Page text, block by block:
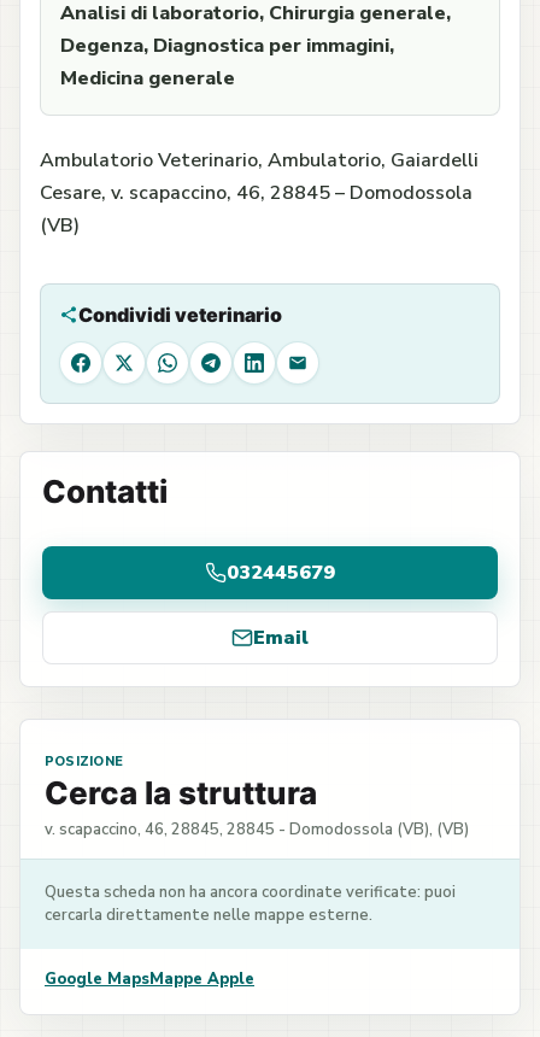
Analisi di laboratorio, Chirurgia generale,
Degenza, Diagnostica per immagini,
Medicina generale
Ambulatorio Veterinario, Ambulatorio, Gaiardelli
Cesare, v. scapaccino, 46, 28845 – Domodossola
(VB)
Condividi veterinario
Facebook
X WhatsAppTelegram
LinkedIn
Email
Contatti
032445679
Email
POSIZIONE
Cerca la struttura
v. scapaccino, 46, 28845, 28845 - Domodossola (VB), (VB)
Questa scheda non ha ancora coordinate verificate: puoi
cercarla direttamente nelle mappe esterne.
Google MapsMappe Apple